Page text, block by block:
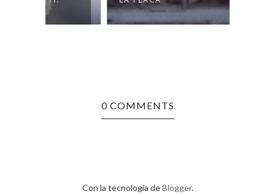
0 COMMENTS
Con la tecnología deBlogger.